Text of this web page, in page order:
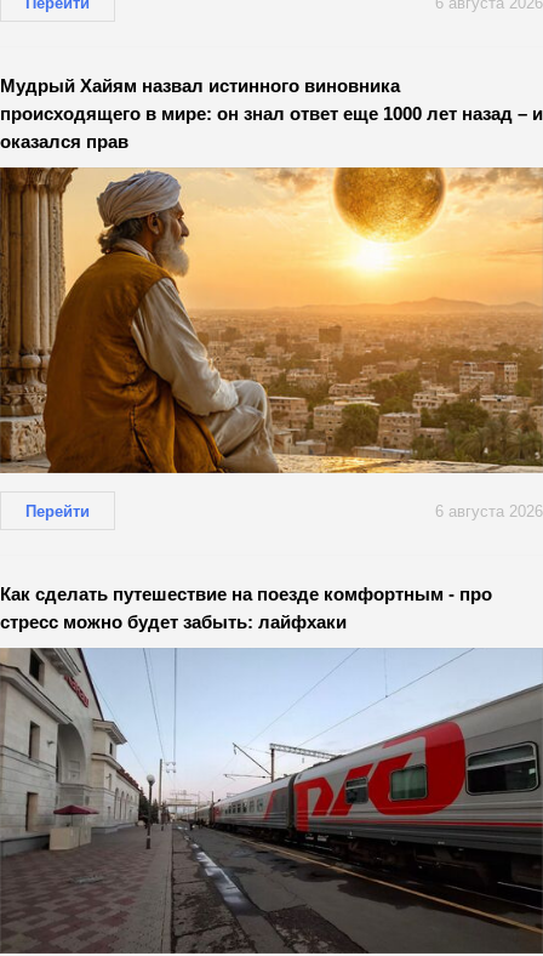
Мудрый Хайям назвал истинного виновника
происходящего в мире: он знал ответ еще 1000 лет назад – и
оказался прав
Перейти 6 августа 2026
Как сделать путешествие на поезде комфортным - про
стресс можно будет забыть: лайфхаки